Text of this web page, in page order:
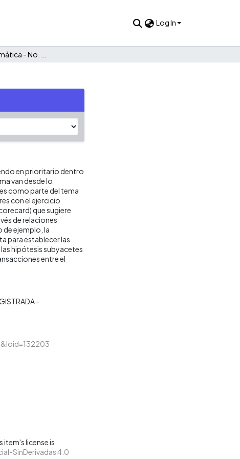
Log In
en prioritario dentro
van desde lo
como parte del tema
con el ejercicio
que sugiere
de relaciones
de ejemplo, la
para establecer las
hipótesis subyacetes
entre el
-
license is
SinDerivadas 4.0